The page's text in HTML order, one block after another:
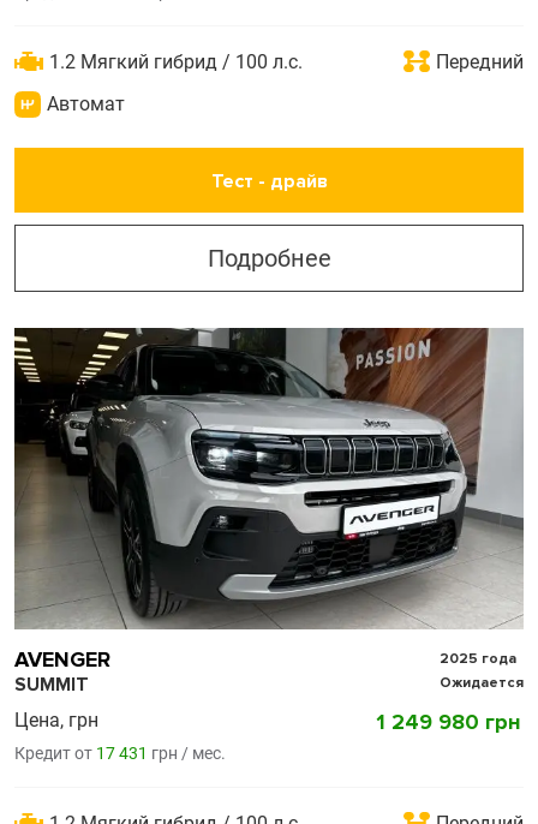
1.2 Мягкий гибрид / 100 л.с.
Передний
Автомат
Тест - драйв
Подробнее
AVENGER
SUMMIT
2025 года
Ожидается
Цена, грн
Кредит от 17 431 грн / мес.
1 249 980 грн